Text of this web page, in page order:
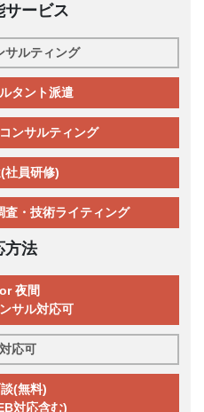
サービス
サルティング
タント派遣
ンサルティング
社員研修)
査・技術ライティング
方法
夜間
サル対応可
応可
(無料)
対応含む)